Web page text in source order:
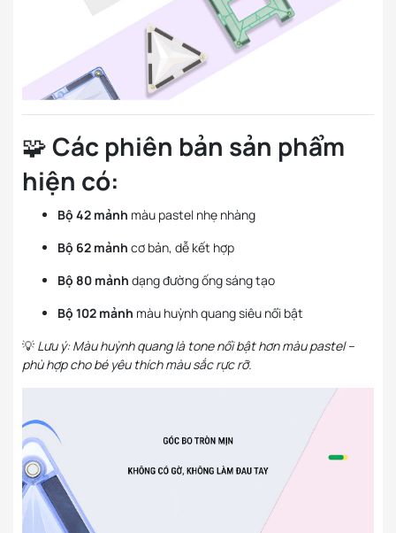
🧩Các phiên bản sản phẩm
hiện có:
Bộ 42 mảnh màu pastel nhẹ nhàng
Bộ 62 mảnh cơ bản, dễ kết hợp
Bộ 80 mảnh dạng đường ống sáng tạo
Bộ 102 mảnh màu huỳnh quang siêu nổi bật
💡 Lưu ý: Màu huỳnh quang là tone nổi bật hơn màu pastel –
phù hợp cho bé yêu thích màu sắc rực rỡ.